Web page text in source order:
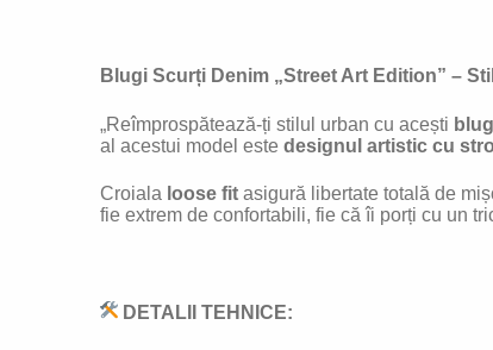
BlugiScurți Denim „Street Art Edition” –
„Reîmprospătează-ți stilul urban cu acești
al acestui model este designul artistic cu
Croiala loose fitasigură libertate totală de
fie extrem de confortabili, fie că îi porți cu un
DETALII TEHNICE: